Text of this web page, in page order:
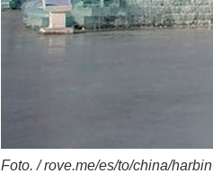
Foto. / rove.me/es/to/china/harbin